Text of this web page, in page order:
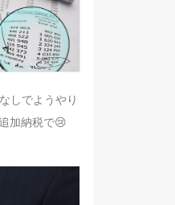
しでようやり
加納税で😢